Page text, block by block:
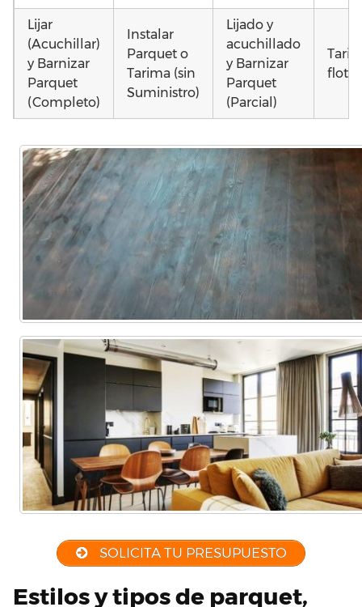
Lijar
(Acuchillar)
y Barnizar
Parquet
(Completo)
Instalar
Parquet o
Tarima (sin
Suministro)
Lijado y
acuchillado
y Barnizar
Parquet
(Parcial)
parquet o
Tarima
Local
Comercial
parquet o
Tarima
Vivienda
(Completa)
parquet o
Tarima
Vivienda
(Parcial)
SOLICITA TU PRESUPUESTO
Estilos y tipos de parquet,